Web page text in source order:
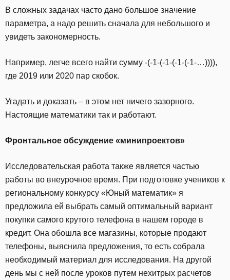
В сложных задачах часто дано большое значение
параметра, а надо решить сначала для небольшого и
увидеть закономерность.
Например, легче всего найти сумму -(-1-(-1-(-1-(-1-…)))),
где 2019 или 2020 пар скобок.
Угадать и доказать – в этом нет ничего зазорного.
Настоящие математики так и работают.
Фронтальное обсуждение «минипроектов»
Исследовательская работа также является частью
работы во внеурочное время. При подготовке учеников к
региональному конкурсу «Юный математик» я
предложила ей выбрать самый оптимальный вариант
покупки самого крутого телефона в нашем городе в
кредит. Она обошла все магазины, которые продают
телефоны, выяснила предложения, то есть собрала
необходимый материал для исследования. На другой
день мы с ней после уроков путем нехитрых расчетов